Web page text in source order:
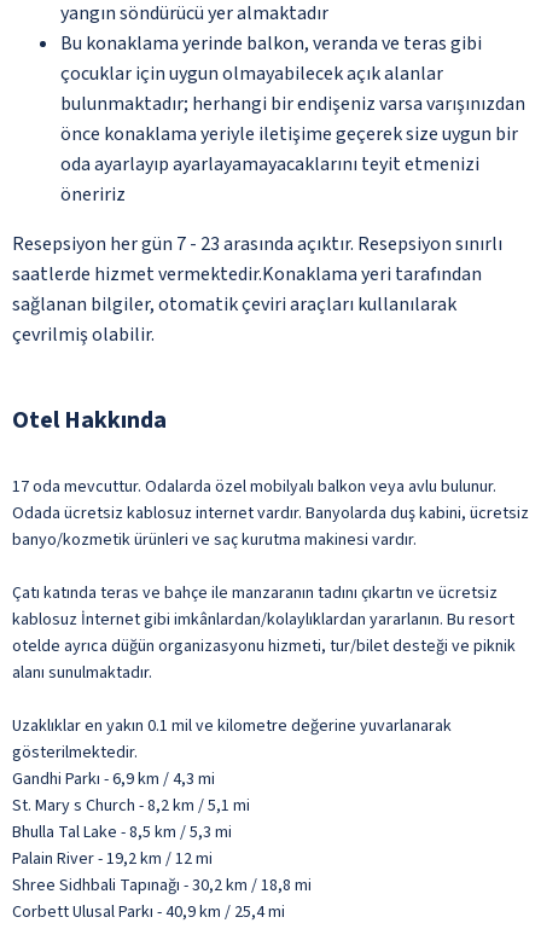
yangın söndürücü yer almaktadır
Bu konaklama yerinde balkon, veranda ve teras gibi
çocuklar için uygun olmayabilecek açık alanlar
bulunmaktadır; herhangi bir endişeniz varsa varışınızdan
önce konaklama yeriyle iletişime geçerek size uygun bir
oda ayarlayıp ayarlayamayacaklarını teyit etmenizi
öneririz
Resepsiyon her gün 7 - 23 arasında açıktır. Resepsiyon sınırlı
saatlerde hizmet vermektedir.Konaklama yeri tarafından
sağlanan bilgiler, otomatik çeviri araçları kullanılarak
çevrilmiş olabilir.
Otel Hakkında
17 oda mevcuttur. Odalarda özel mobilyalı balkon veya avlu bulunur.
Odada ücretsiz kablosuz internet vardır. Banyolarda duş kabini, ücretsiz
banyo/kozmetik ürünleri ve saç kurutma makinesi vardır.
Çatı katında teras ve bahçe ile manzaranın tadını çıkartın ve ücretsiz
kablosuz İnternet gibi imkânlardan/kolaylıklardan yararlanın. Bu resort
otelde ayrıca düğün organizasyonu hizmeti, tur/bilet desteği ve piknik
alanı sunulmaktadır.
Uzaklıklar en yakın 0.1 mil ve kilometre değerine yuvarlanarak
gösterilmektedir.
Gandhi Parkı - 6,9 km / 4,3 mi
St. Mary s Church - 8,2 km / 5,1 mi
Bhulla Tal Lake - 8,5 km / 5,3 mi
Palain River - 19,2 km / 12 mi
Shree Sidhbali Tapınağı - 30,2 km / 18,8 mi
Corbett Ulusal Parkı - 40,9 km / 25,4 mi